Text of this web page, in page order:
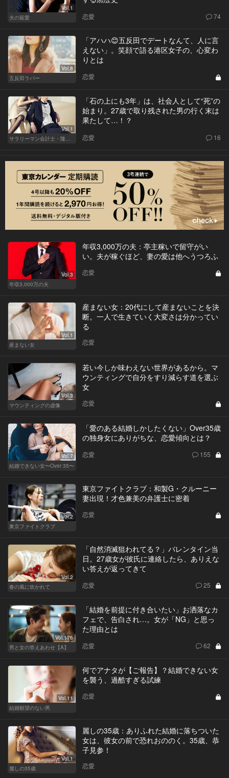
Vol.1
夫の寵愛
恋愛 74
Vol.8
五反田ラバー
「アハハ😊五反田でデートなんて、人に言
えない」。笑顔で語る港区女子の、心変わ
りとは
恋愛
Vol.1
サラリーマン会計士・隆一の迷い
「石の上にも3年」は、社会人として“死”の
始まり。27歳で取り残された男の行く末は
果たして…！？
恋愛 16
Vol.3
年収3,000万の夫
年収3,000万の夫：亭主稼いで留守がい
い。夫が稼ぐほど、妻の愛は他へうつろふ
恋愛
Vol.1
産まない女
産まない女：20代にして産まないことを決
断。一人で生きていく大変さは分かってい
る
恋愛
Vol.3
マウンティングの虚像
若い今しか味わえない世界があるから。マ
ウンティングで自分をすり減らす道を選ぶ
女
恋愛
Vol.7
結婚できない女〜Over 35〜
「愛のある結婚しかしたくない」Over35歳
の独身女にありがちな、恋愛傾向とは？
恋愛 155
Vol.2
東京ファイトクラブ
東京ファイトクラブ：和製G・クルーニー
妻出現！才色兼美の弁護士に密着
恋愛
Vol.2
春の風に吹かれて
「自然消滅狙われてる？」バレンタイン当
日。27歳女が彼氏に連絡したら、ありえな
い答えが返ってきて
恋愛 25
Vol.176
男と女の答えあわせ【A】
「結婚を前提に付き合いたい」お洒落なカ
フェで、告白され…。女が「NG」と思っ
た理由とは
恋愛 62
Vol.11
結婚願望のない男
何でアナタが【ご報告】？結婚できない女
を襲う、過酷すぎる試練
恋愛
Vol.1
麗しの35歳
麗しの35歳：ありふれた結婚に落ちついた
女は、彼女の前で恐れおののく。35歳、恭
子見参！
恋愛